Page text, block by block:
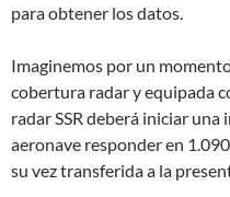
para obtener los datos.
Imaginemos por un
cobertura radar y equipada
radar SSR deberá iniciar
aeronave responder en
su vez transferida a la